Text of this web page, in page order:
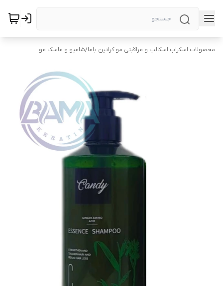
محصولات اسکراب اسکالپ و مراقبتی مو کراتین باما/شامپو و ماسک مو